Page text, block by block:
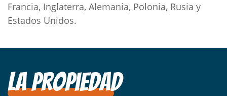
Francia, Inglaterra, Alemania, Polonia, Rusia y
Estados Unidos.
La propiedad